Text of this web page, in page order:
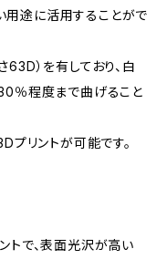
用途に活用することがで
）を有しており、白
％程度まで曲げること
リントが可能です。
トで、表面光沢が高い